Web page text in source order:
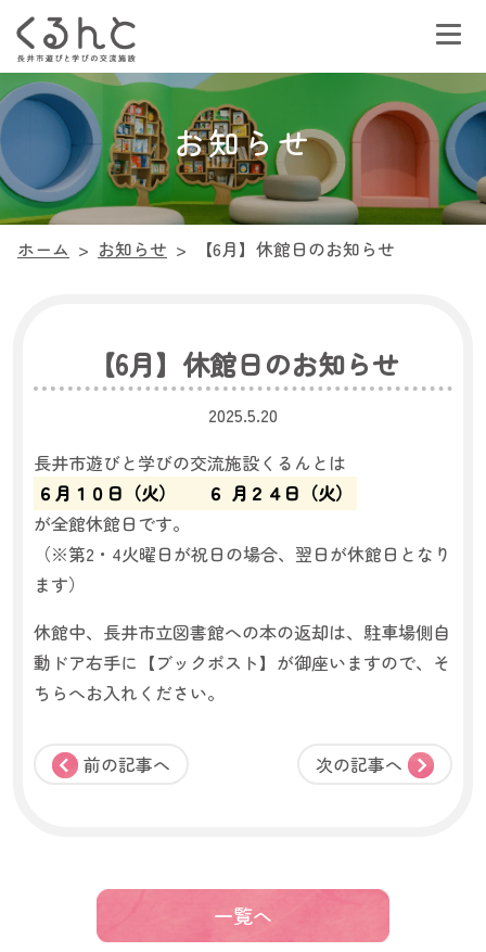
お知らせ
ホーム > お知らせ > 【6月】休館日のお知らせ
【6月】休館日のお知らせ
2025.5.20
長井市遊びと学びの交流施設くるんとは
６月１０日（火）
６ 月２４日（火）
が全館休館日です。
（※第2・4火曜日が祝日の場合、翌日が休館日となり
ます）
休館中、長井市立図書館への本の返却は、駐車場側自
動ドア右手に【ブックポスト】が御座いますので、そ
ちらへお入れください。
前の記事へ 次の記事へ
一覧へ